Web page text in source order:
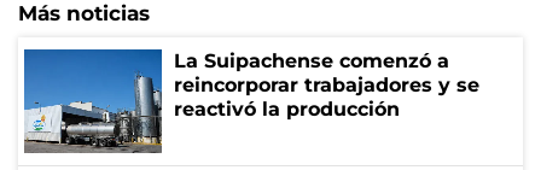
Más noticias
La Suipachense comenzó a
reincorporar trabajadores y se
reactivó la producción